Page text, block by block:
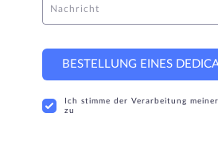
Nachricht
BESTELLUNG EINES
Ich stimme der Verarbeitung
zu